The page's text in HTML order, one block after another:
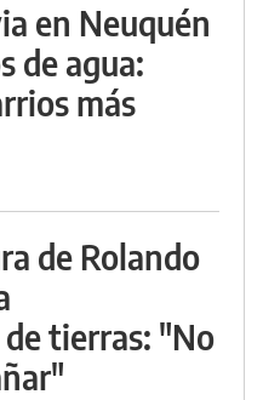
en Neuquén
de agua:
más
de Rolando
tierras: "No